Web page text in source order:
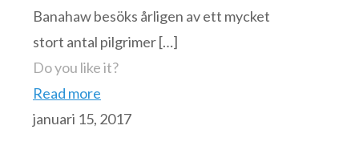
Banahaw besöks årligen av ett mycket
stort antal pilgrimer[…]
Do you like it?
Read more
januari 15, 2017